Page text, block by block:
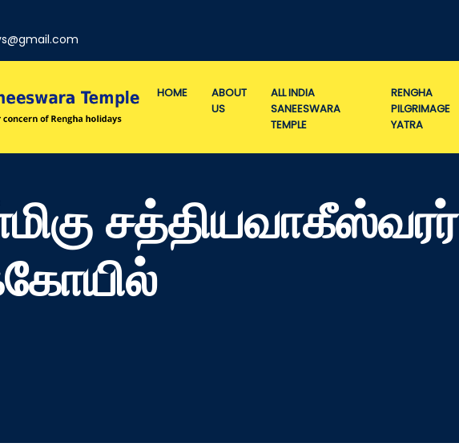
HOME
ABOUT
US
ALL INDIA
SANEESWARA
TEMPLE
RENGHA
PILGRIMAGE
YATRA
சத்தியவாகீஸ்வரர்